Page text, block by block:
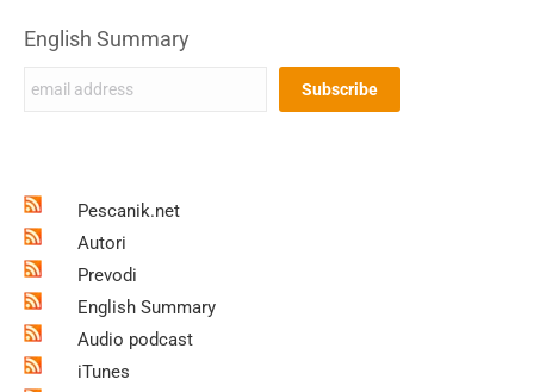
English Summary
Pescanik.net
Autori
Prevodi
English Summary
Audio podcast
iTunes